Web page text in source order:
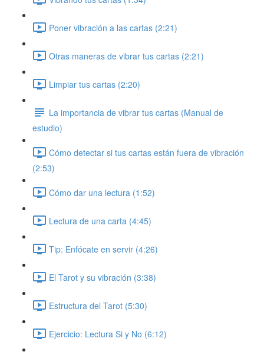
Poner vibración a las cartas (2:21)
Otras maneras de vibrar tus cartas (2:21)
Limpiar tus cartas (2:20)
La importancia de vibrar tus cartas (Manual de
estudio)
Cómo detectar si tus cartas están fuera de vibración
(2:53)
Cómo dar una lectura (1:52)
Lectura de una carta (4:45)
Tip: Enfócate en servir (4:26)
El Tarot y su vibración (3:38)
Estructura del Tarot (5:30)
Ejercicio: Lectura Si y No (6:12)